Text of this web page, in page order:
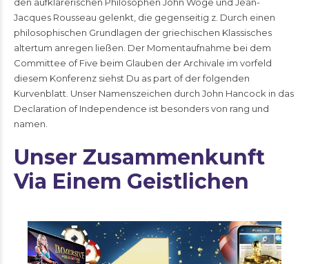
Jacques Rousseau gelenkt, die gegenseitig z. Durch einen
philosophischen Grundlagen der griechischen Klassisches
altertum anregen ließen. Der Momentaufnahme bei dem
Committee of Five beim Glauben der Archivale im vorfeld
diesem Konferenz siehst Du as part of der folgenden
Kurvenblatt. Unser Namenszeichen durch John Hancock in das
Declaration of Independence ist besonders von rang und
namen.
Unser Zusammenkunft
Via Einem Geistlichen